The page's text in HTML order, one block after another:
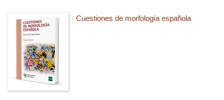
Cuestiones de morfología española